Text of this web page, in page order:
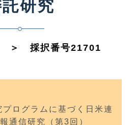
研究
＞ 採択番号21701
グラムに基づく日米連
通信研究（第3回）